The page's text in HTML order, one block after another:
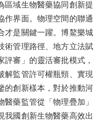
區域生物醫藥協同創新提
作界面。物理空間的聯通
才是關鍵一躍。博鰲樂城
術管理路徑、地方立法賦
審」的靈活審批模式，
解監管許可權瓶頸、實現
的創新樣本，對於推動河
藥監管從「物理疊加」
我國創新生物醫藥高效出